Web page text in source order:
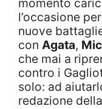
momento
l’occasione
nuove
con Agata,
che mai a
contro i
solo: ad
redazione